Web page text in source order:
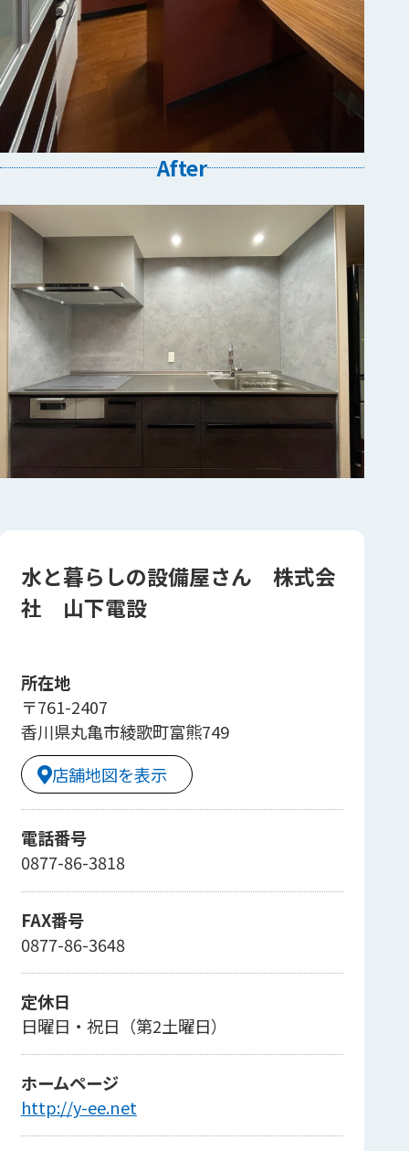
After
水と暮らしの設備屋さん 株式会
社 山下電設
所在地
〒761-2407
香川県丸亀市綾歌町富熊749
店舗地図を表示
電話番号
0877-86-3818
FAX番号
0877-86-3648
定休日
日曜日・祝日（第2土曜日）
ホームページ
http://y-ee.net